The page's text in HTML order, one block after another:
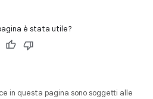
è stata utile?
in questa pagina sono soggetti alle